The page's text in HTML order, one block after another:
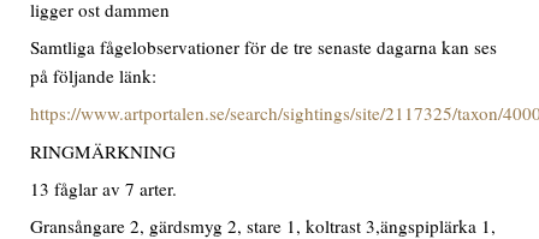
ligger ost dammen
Samtliga fågelobservationer för de tre senaste dagarna kan ses
på följande länk:
https://www.artportalen.se/search/sightings/site/2117325/taxon/
RINGMÄRKNING
13 fåglar av 7 arter.
Gransångare 2, gärdsmyg 2, stare 1, koltrast 3,ängspiplärka 1,